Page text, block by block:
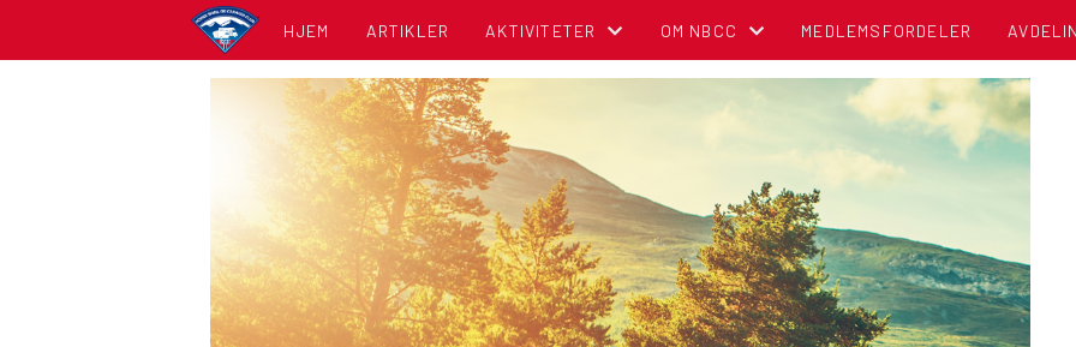
HJEM ARTIKLER AKTIVITETER
LISTE
OM NBCC
BLI MEDLEM!
OM NORSK BOBIL OG CARAVAN CLUB
TIPS OG RÅD
POLITISK REGNSKAP
NBCC I MEDIA
MEDLEMSFORDELER